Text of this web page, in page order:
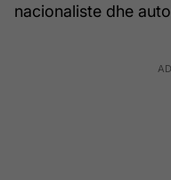
nacionaliste dhe